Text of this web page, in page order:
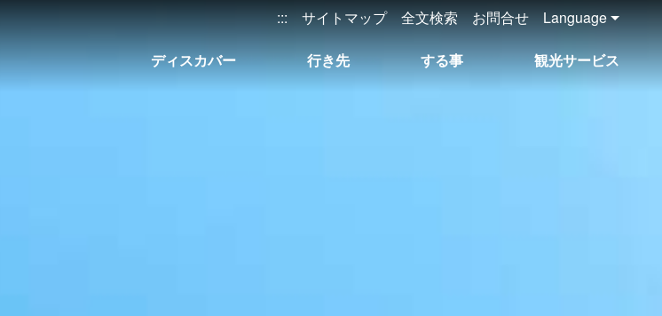
::: サイトマップ 全文検索 お問合せ Language
ディスカバー 行き先 する事 観光サービス